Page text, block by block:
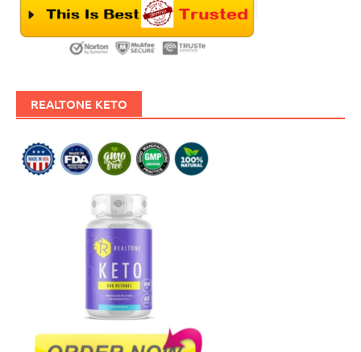
REALTONE KETO